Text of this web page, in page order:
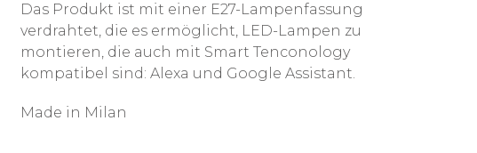
Das Produkt ist mit einer E27-Lampenfassung
verdrahtet, die es ermöglicht, LED-Lampen zu
montieren, die auch mit Smart Tenconology
kompatibel sind: Alexa und Google Assistant.
Made in Milan